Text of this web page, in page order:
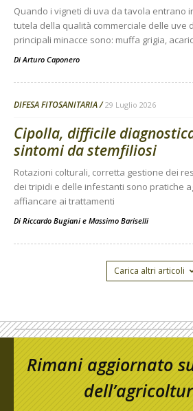
Quando i vigneti di uva da tavola entrano
tutela della qualità commerciale delle uve
principali minacce sono: muffa grigia,
DiArturo Caponero
DIFESA FITOSANITARIA 29 Luglio 2026
Cipolla, difficile
sintomi da stemfiliosi
Rotazioni colturali, corretta gestione dei
dei tripidi e delle infestanti sono pratiche
affiancare ai trattamenti
Di Riccardo Bugiani e Massimo Bariselli
Carica altri articoli
Rimani aggiornato